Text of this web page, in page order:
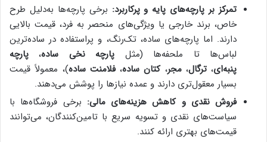
تمرکز بر پارچه‌های پایه و پرکاربرد: برخی پارچه‌ها به‌دلیل طرح
خاص، برند خارجی یا ویژگی‌های منحصر به فرد، قیمت بالایی
دارند. اما پارچه‌های ساده، تک‌رنگ، و پراستفاده در ساده‌ترین
لباس‌ها تا ملحفه‌ها (مثل پارچه نخی ساده، پارچه
پنبه‌ای،ترگال،مجر،کتان ساده،فلامنت ساده)، معمولاً قیمت
بسیار معقول‌تری دارند و عمده نیازها را پوشش می‌دهند.
فروش نقدی و کاهش هزینه‌های مالی: برخی فروشگاه‌ها با
سیاست‌های نقدی و تسویه سریع با تامین‌کنندگان، می‌توانند
قیمت‌های بهتری ارائه کنند.